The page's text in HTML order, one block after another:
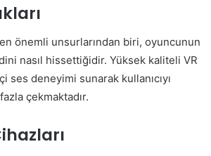
önemli unsurlarından biri, oyuncunun
nasıl hissettiğidir. Yüksek kaliteli VR
ses deneyimi sunarak kullanıcıyı
çekmaktadır.